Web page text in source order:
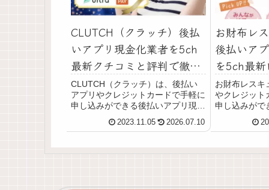
CLUTCH（クラッチ）後払
いアプリ現金化業者を5ch
最新クチコミと評判で徹底
調査！換金率や安全性も解
説
CLUTCH（クラッチ）は、後払い
アプリやクレジットカードで手軽に
申し込みができる後払いアプリ現金
ッチ）では最短１０分で代金が振り
2023.11.05 2026.07.10
お財布レ
後払いア
を5ch最
査!換金率
【最新版】
お財布レスキ
やクレジット
申し込みがで
の銀行口座